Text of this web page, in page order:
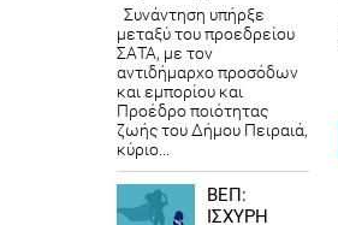
Συνάντηση υπήρξε
μεταξύ του προεδρείου
ΣΑΤΑ, με τον
αντιδήμαρχο προσόδων
και εμπορίου και
Προέδρο ποιότητας
ζωής του Δήμου Πειραιά,
κύριο...
ΒΕΠ:
ΙΣΧΥΡΗ